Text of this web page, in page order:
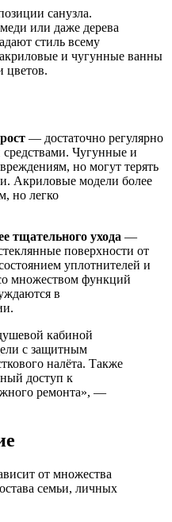
санузла.
или даже дерева
стиль всему
и чугунные ванны
цветов.
— достаточно регулярно
Чугунные и
но могут терять
Акриловые модели более
но легко
тщательного ухода —
поверхности от
уплотнителей и
множеством функций
в
кабиной
с защитным
налёта. Также
доступ к
ремонта», —
от множества
семьи, личных